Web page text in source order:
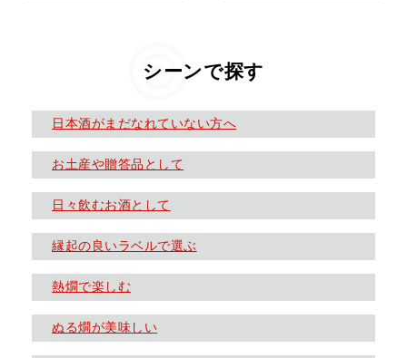
シーンで探す
日本酒がまだなれていない方へ
お土産や贈答品として
日々飲むお酒として
縁起の良いラベルで選ぶ
熱燗で楽しむ
ぬる燗が美味しい